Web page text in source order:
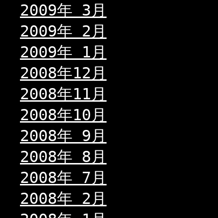
2009年 3月
2009年 2月
2009年 1月
2008年12月
2008年11月
2008年10月
2008年 9月
2008年 8月
2008年 7月
2008年 2月